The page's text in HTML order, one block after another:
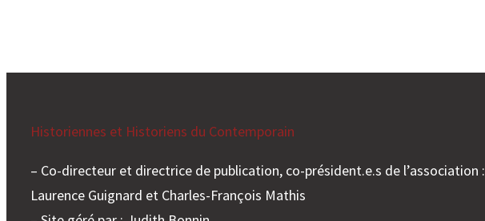
Historiennes et Historiens du Contemporain
– Co-directeur et directrice de publication, co-président.e.s de l’association :
Laurence Guignard et Charles-François Mathis